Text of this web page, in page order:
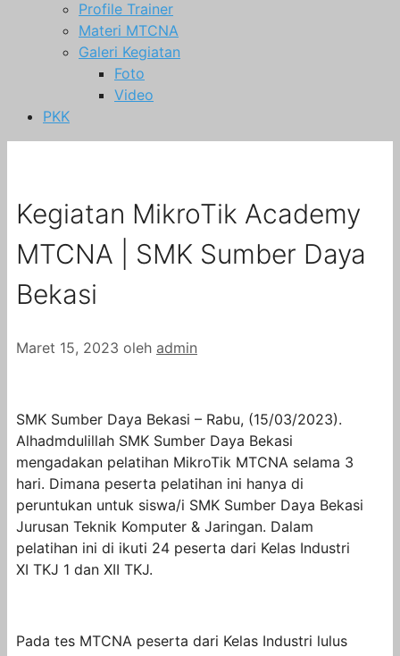
Profile Trainer
Materi MTCNA
Galeri Kegiatan
Foto
Video
PKK
Kegiatan MikroTik Academy
MTCNA | SMK Sumber Daya
Bekasi
Maret 15, 2023 oleh admin
SMK Sumber Daya Bekasi – Rabu, (15/03/2023).
Alhadmdulillah SMK Sumber Daya Bekasi
mengadakan pelatihan MikroTik MTCNA selama 3
hari. Dimana peserta pelatihan ini hanya di
peruntukan untuk siswa/i SMK Sumber Daya Bekasi
Jurusan Teknik Komputer & Jaringan. Dalam
pelatihan ini di ikuti 24 peserta dari Kelas Industri
XI TKJ 1 dan XII TKJ.
Pada tes MTCNA peserta dari Kelas Industri lulus